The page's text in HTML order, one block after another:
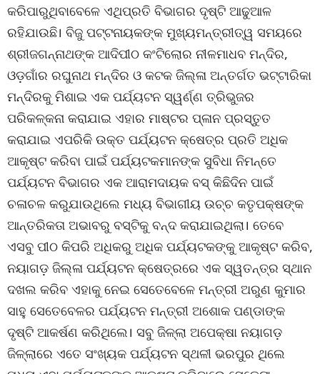
କରିପାରୁଥିବାବେଳେ ଏଥିପ୍ରତି ବିଭାଗର ଦୃଷ୍ଟି ଆଢୁଆଳ
ରହିଯାଉଛି। ବିଜୁ ପଟ୍ଟନାୟକଙ୍କ ମୁଖ୍ୟମନ୍ତ୍ରୀତ୍ୱ ସମୟରେ
ଶ୍ରୀଜଗନ୍ନାଥଙ୍କ ଆଦିପୀଠ କଂଟିଲୋର ନୀଳମାଧବ ମନ୍ଦିର,
ଓଡ଼ଗାଁର ରଘୁନାଥ ମନ୍ଦିର ଓ କଟକ ଜିଲ୍ଳା ଅନ୍ତର୍ଗତ ଭଟ୍ଟାରିକା
ମନ୍ଦିରକୁ ମିଶାଇ ଏକ ପର୍ଯ୍ୟଟନ ସ୍ୱର୍ଣ୍ଣ ତ୍ରିଭୁଜର
ପରିକଳ୍କନା କରାଯାଇ ଏହାର ମାଷ୍ଟର ପ୍ଳାନ ପ୍ରସ୍ତୁତ
କରାଯାଇ ଏପରିକି ଉକ୍ତ ପର୍ଯ୍ୟଟନ କ୍ଷେତ୍ର ପ୍ରତି ଅଧିକ
ଆକୃଷ୍ଟ କରିବା ପାଇଁ ପର୍ଯ୍ୟଟକମାନଙ୍କ ସୁବିଧା ନିମନ୍ତେ
ପର୍ଯ୍ୟଟନ ବିଭାଗର ଏକ ଆରାମଦାୟକ ବସ୍ କିଛିଦିନ ପାଇଁ
ଚଳାଚଳ କରୁଯାଉଥିଲେ ମଧ୍ୟ ବିଭାଗୀୟ ଉଚ୍ଚ କତୃପକ୍ଷଙ୍କ
ଆନ୍ତରିକତା ଅଭାବରୁ ବସ୍ଟିକୁ ବନ୍ଦ କରାଯାଇଥିଲା। ତେବେ
ଏସବୁ ପୀଠ କିପରି ଅଧିକରୁ ଅଧିକ ପର୍ଯ୍ୟଟକଙ୍କୁ ଆକୃଷ୍ଟ କରିବ,
ନୟାଗଡ଼ ଜିଲ୍ଳା ପର୍ଯ୍ୟଟନ କ୍ଷେତ୍ରରେ ଏକ ସ୍ୱତନ୍ତ୍ର ସ୍ଥାନ
ଦଖଲ କରିବ ଏହାକୁ ନେଇ ସେତେବେଳେ ମନ୍ତ୍ରୀ ଅରୁଣ କୁମାର
ସାହୁ ସେତେବେଳର ପର୍ଯ୍ୟଟନ ମନ୍ତ୍ରୀ ଅଶୋକ ପଣ୍ଡାଙ୍କ
ଦୃଷ୍ଟି ଆକର୍ଷଣ କରିଥିଲେ। ସବୁ ଜିଳ୍ଲା ଅପେକ୍ଷା ନୟାଗଡ଼
ଜିଳ୍ଲାରେ ଏତେ ସଂଖ୍ୟକ ପର୍ଯ୍ୟଟନ ସ୍ଥଳୀ ଭରପୁର ଥିଲେ